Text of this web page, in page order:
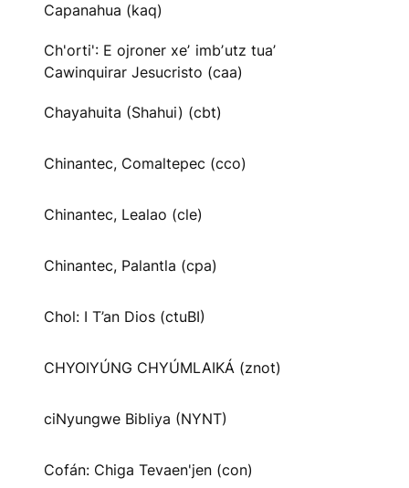
Capanahua (kaq)
Ch'orti': E ojroner xeʼ imbʼutz tuaʼ
Cawinquirar Jesucristo (caa)
Chayahuita (Shahui) (cbt)
Chinantec, Comaltepec (cco)
Chinantec, Lealao (cle)
Chinantec, Palantla (cpa)
Chol: I T’an Dios (ctuBI)
CHYOIYÚNG CHYÚMLAIKÁ (znot)
ciNyungwe Bibliya (NYNT)
Cofán: Chiga Tevaen'jen (con)